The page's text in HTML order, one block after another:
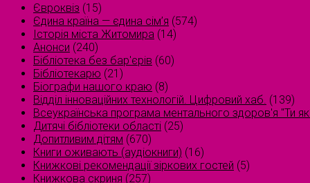
Євроквіз (15)
Єдина країна — єдина сім’я (574)
Історія міста Житомира (14)
Анонси (240)
Бібліотека без бар'єрів (60)
Бібліотекарю (21)
Біографи нашого краю (8)
Відділ інноваційних технологій. Цифровий хаб. (139)
Всеукраїнська програма ментального здоров'я "Ти
Дитячі бібліотеки області (25)
Допитливим дітям (670)
Книги оживають (аудіокниги) (16)
Книжкові рекомендації зіркових гостей (5)
Книжкова скриня (257)